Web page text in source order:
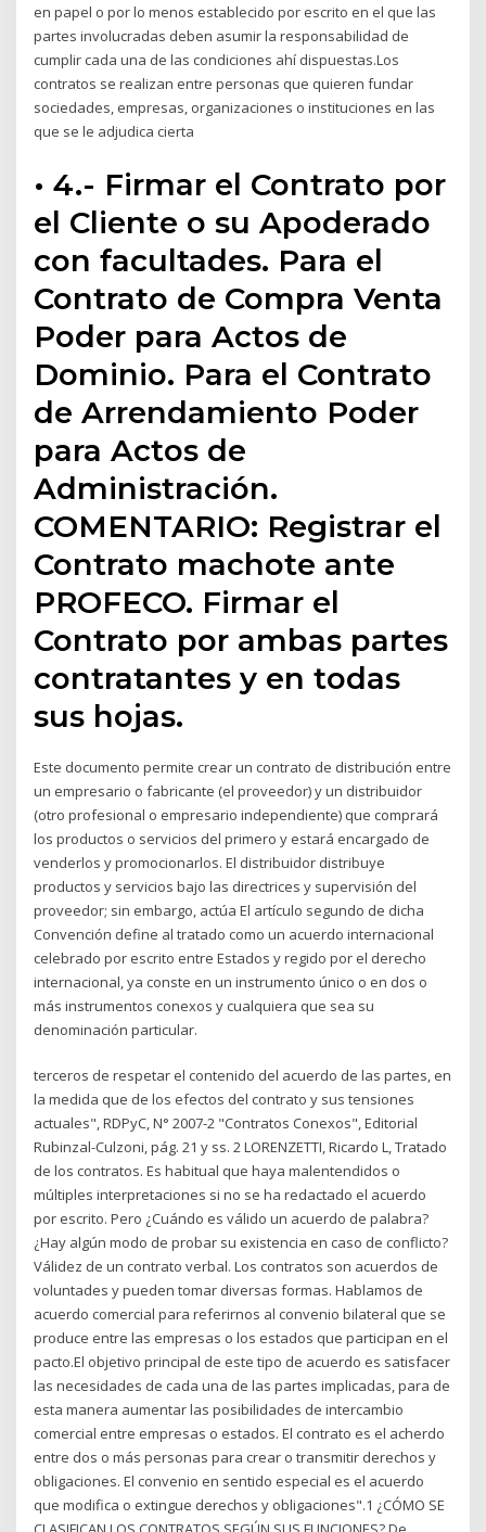
en papel o por lo menos establecido por escrito en el que las
partes involucradas deben asumir la responsabilidad de
cumplir cada una de las condiciones ahí dispuestas.Los
contratos se realizan entre personas que quieren fundar
sociedades, empresas, organizaciones o instituciones en las
que se le adjudica cierta
• 4.- Firmar el Contrato por
el Cliente o su Apoderado
con facultades. Para el
Contrato de Compra Venta
Poder para Actos de
Dominio. Para el Contrato
de Arrendamiento Poder
para Actos de
Administración.
COMENTARIO: Registrar el
Contrato machote ante
PROFECO. Firmar el
Contrato por ambas partes
contratantes y en todas
sus hojas.
Este documento permite crear un contrato de distribución entre
un empresario o fabricante (el proveedor) y un distribuidor
(otro profesional o empresario independiente) que comprará
los productos o servicios del primero y estará encargado de
venderlos y promocionarlos. El distribuidor distribuye
productos y servicios bajo las directrices y supervisión del
proveedor; sin embargo, actúa El artículo segundo de dicha
Convención define al tratado como un acuerdo internacional
celebrado por escrito entre Estados y regido por el derecho
internacional, ya conste en un instrumento único o en dos o
más instrumentos conexos y cualquiera que sea su
denominación particular.
terceros de respetar el contenido del acuerdo de las partes, en
la medida que de los efectos del contrato y sus tensiones
actuales", RDPyC, N° 2007-2 "Contratos Conexos", Editorial
Rubinzal-Culzoni, pág. 21 y ss. 2 LORENZETTI, Ricardo L, Tratado
de los contratos. Es habitual que haya malentendidos o
múltiples interpretaciones si no se ha redactado el acuerdo
por escrito. Pero ¿Cuándo es válido un acuerdo de palabra?
¿Hay algún modo de probar su existencia en caso de conflicto?
Válidez de un contrato verbal. Los contratos son acuerdos de
voluntades y pueden tomar diversas formas. Hablamos de
acuerdo comercial para referirnos al convenio bilateral que se
produce entre las empresas o los estados que participan en el
pacto.El objetivo principal de este tipo de acuerdo es satisfacer
las necesidades de cada una de las partes implicadas, para de
esta manera aumentar las posibilidades de intercambio
comercial entre empresas o estados. El contrato es el acherdo
entre dos o más personas para crear o transmitir derechos y
obligaciones. El convenio en sentido especial es el acuerdo
que modifica o extingue derechos y obligaciones".1 ¿CÓMO SE